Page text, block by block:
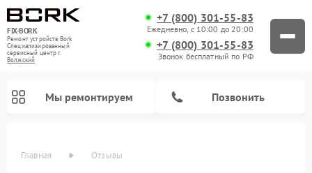
FIX-BORK
Ремонт устройств Bork
Специализированный
cервисный центр г.
Волжский
+7 (800) 301-55-83
Ежедневно, с 10:00 до 20:00
+7 (800) 301-55-83
Звонок бесплатный по РФ
Мы ремонтируем Позвонить
Главная Отзывы